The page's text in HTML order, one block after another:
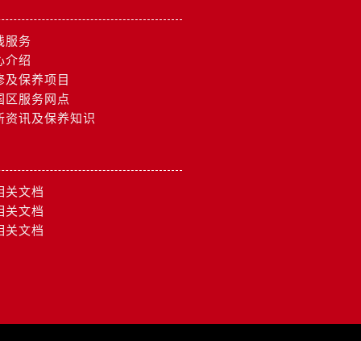
服务
介绍
及保养项目
区服务网点
资讯及保养知识
关文档
关文档
关文档